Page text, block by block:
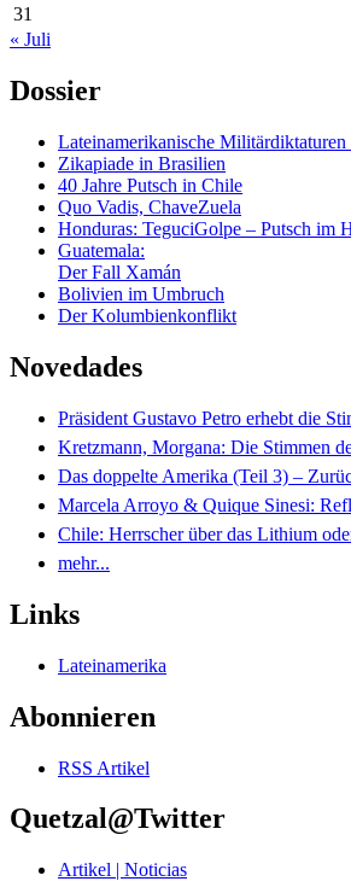
31
« Juli
Dossier
Lateinamerikanische
Zikapiade in Brasilien
40 Jahre Putsch in Chile
Quo Vadis, ChaveZuela
Honduras: TeguciGolpe – Putsch im
Guatemala:
Der Fall Xamán
Bolivien im Umbruch
Der Kolumbienkonflikt
Novedades
Präsident Gustavo Petro erhebt die
Kretzmann, Morgana: Die Stimmen
Das doppelte Amerika (Teil 3) –
Marcela Arroyo & Quique Sinesi:
Chile: Herrscher über das Lithium
mehr...
Links
Lateinamerika
Abonnieren
RSS Artikel
Quetzal@Twitter
Artikel | Noticias